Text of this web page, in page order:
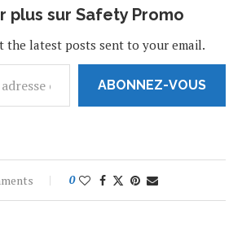
plus sur Safety Promo
the latest posts sent to your email.
ABONNEZ-VOUS
0